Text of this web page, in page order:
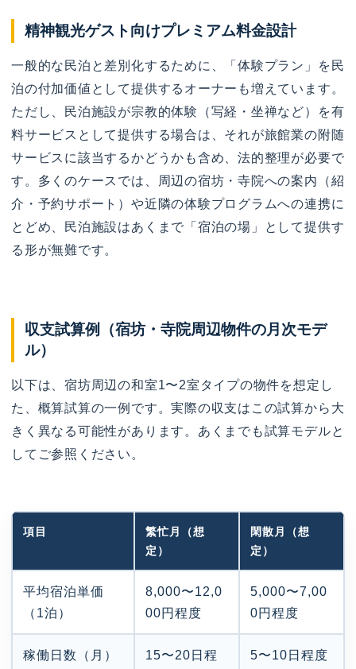
精神観光ゲスト向けプレミアム料金設計
一般的な民泊と差別化するために、「体験プラン」を民
泊の付加価値として提供するオーナーも増えています。
ただし、民泊施設が宗教的体験（写経・坐禅など）を有
料サービスとして提供する場合は、それが旅館業の附随
サービスに該当するかどうかも含め、法的整理が必要で
す。多くのケースでは、周辺の宿坊・寺院への案内（紹
介・予約サポート）や近隣の体験プログラムへの連携に
とどめ、民泊施設はあくまで「宿泊の場」として提供す
る形が無難です。
収支試算例（宿坊・寺院周辺物件の月次モデ
ル）
以下は、宿坊周辺の和室1〜2室タイプの物件を想定し
た、概算試算の一例です。実際の収支はこの試算から大
きく異なる可能性があります。あくまでも試算モデルと
してご参照ください。
項目
繁忙月（想
定）
閑散月（想
定）
平均宿泊単価
（1泊）
8,000〜12,0
00円程度
5,000〜7,00
0円程度
稼働日数（月） 15〜20日程 5〜10日程度